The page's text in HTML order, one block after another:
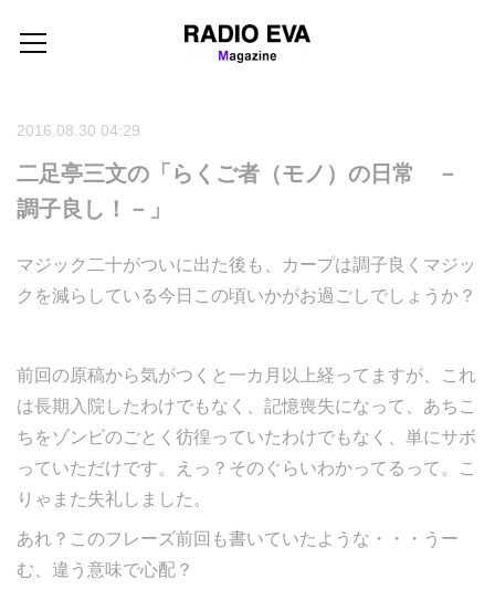
2016.08.30 04:29
二足亭三文の「らくご者（モノ）の日常 －
調子良し！－」
マジック二十がついに出た後も、カープは調子良くマジッ
クを減らしている今日この頃いかがお過ごしでしょうか？
前回の原稿から気がつくと一カ月以上経ってますが、これ
は長期入院したわけでもなく、記憶喪失になって、あちこ
ちをゾンビのごとく彷徨っていたわけでもなく、単にサボ
っていただけです。えっ？そのぐらいわかってるって。こ
りゃまた失礼しました。
あれ？このフレーズ前回も書いていたような・・・うー
む、違う意味で心配？